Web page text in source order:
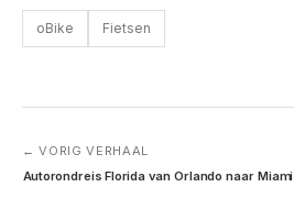
oBike Fietsen
← VORIG VERHAAL
Autorondreis Florida van Orlando naar Miami